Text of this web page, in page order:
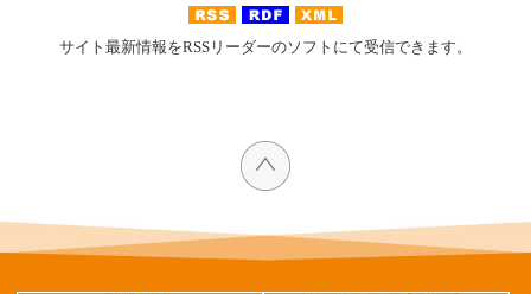
サイト最新情報をRSSリーダーのソフトにて受信できます。